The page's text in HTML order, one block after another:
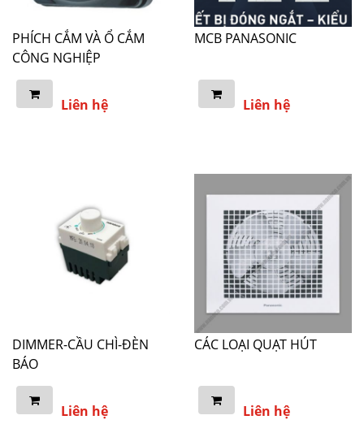
PHÍCH CẮM VÀ Ổ CẮM
CÔNG NGHIỆP
Liên hệ
MCB PANASONIC
Liên hệ
DIMMER-CẦU CHÌ-ĐÈN
BÁO
Liên hệ
CÁC LOẠI QUẠT HÚT
Liên hệ